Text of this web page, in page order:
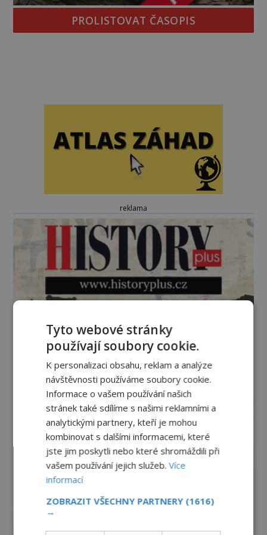
PROLISTOVAT ČASOPIS
reklama
Tyto webové stránky
používají soubory cookie.
K personalizaci obsahu, reklam a analýze
návštěvnosti používáme soubory cookie.
Informace o vašem používání našich
stránek také sdílíme s našimi reklamními a
analytickými partnery, kteří je mohou
kombinovat s dalšími informacemi, které
jste jim poskytli nebo které shromáždili při
vašem používání jejich služeb.Více
informací
ZOBRAZIT VŠECHNY PARTNERY (1616)
→